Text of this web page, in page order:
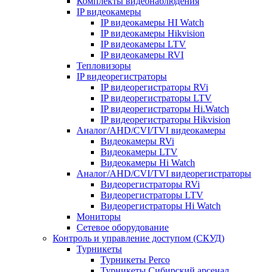
IP видеокамеры
IP видеокамеры HI Watch
IP видеокамеры Hikvision
IP видеокамеры LTV
IP видеокамеры RVI
Тепловизоры
IP видеорегистраторы
IP видеорегистраторы RVi
IP видеорегистраторы LTV
IP видеорегистраторы Hi.Watch
IP видеорегистраторы Hikvision
Аналог/AHD/CVI/TVI видеокамеры
Видеокамеры RVi
Видеокамеры LTV
Видеокамеры Hi Watch
Аналог/AHD/CVI/TVI видеорегистраторы
Видеорегистраторы RVi
Видеорегистраторы LTV
Видеорегистраторы Hi Watch
Мониторы
Сетевое оборудование
Контроль и управление доступом (СКУД)
Турникеты
Турникеты Perco